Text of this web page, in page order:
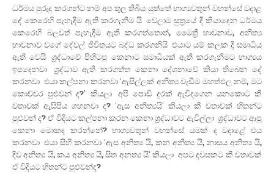
ධර්මය පුරුදු කරගන්ට නම් අප තුල තිබිය යුත්තේ භාග්‍යවතුන් වහන්සේ වදාළ
දේ කෙරෙහි පැහැදීම ඇති කරගැනීම යි. වේලාම සුත්‍රයේ දී කියාදෙන ධර්මය
කෙරෙහි බලවත් පැහැදීම ඇති කරගත්තොත්, මෛත්‍රී භාවනාව, අනිත්‍ය
භාවනාව වගේ දේවල් ජීවිතයට බද්ධ කරගනියි. එයාට යම් කලක දී සමාධිය
ඇති වෙයි. ශ්‍රද්ධාවේ පිහිටපු කෙනාට සමාධියක් ඇති කරගැනීමට භාග්‍යය
ඉපදෙනවා. ශ්‍රද්ධාව ඇති කරගත්ත කෙනා දේශනාවේ කියා තිබෙන දේ
කරනවා. එයා කල්පනා කරනවා ‘ඇසිල්ලක් අනිත්‍ය වැඩීම මහත්ඵල නම්, මට
කොච්චර පුළුවන් ද?’ කියලා. අපි පොඩි දුරක් ඇවිදගෙන යනකොට කී
වතාවක් ඇසිපිය ගහනවා ද? ‘ඇස අනිත්‍යයි’ කියලා කී වතාවක් හිතන්ට
පුළුවන් ද? ඒ විදියට කල්පනා කරන කෙනා ශ්‍රද්ධාවට ඇවිල්ලා. ශ්‍රද්ධාවට ආපු
කෙනා මොකද කරන්නේ? භාග්‍යවතුන් වහන්සේ යමක් ද වදාළේ එය
කරනවා. එයා සිහි කරනවා ‘ඇස අනිත්‍ය යි, කන අනිත්‍ය යි, නාසය අනිත්‍ය යි,
දිව අනිත්‍ය යි, කය අනිත්‍ය යි, සිත අනත්‍ය යි’ කියලා. අපට දවසකට කී වතාවක්
ඒ විදියට හිතන්ට පුළුවන්ද?